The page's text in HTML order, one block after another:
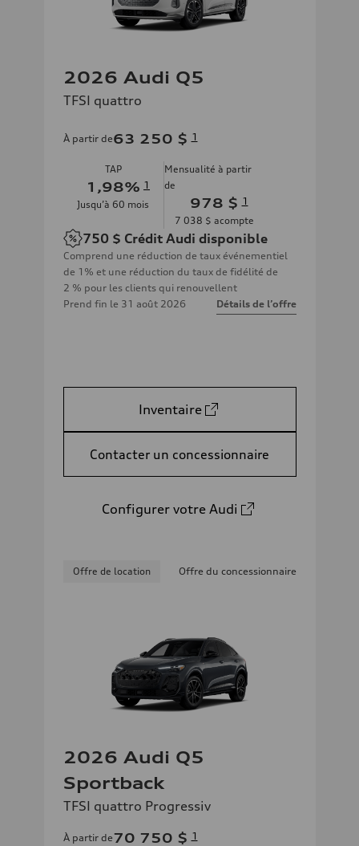
2026 Audi Q5
TFSI quattro
À partir de63 250 $ 1
TAP
1,98% 1
Jusqu’à 60 mois
Mensualité à partir
de
978 $ 1
7 038 $ acompte
750 $ Crédit Audi disponible
Comprend une réduction de taux événementiel
de 1% et une réduction du taux de fidélité de
2 % pour les clients qui renouvellent
Prend fin le 31 août 2026 Détails de l’offre
Inventaire
Contacter un concessionnaire
Configurer votre Audi
Offre de location Offre du concessionnaire
2026 Audi Q5
Sportback
TFSI quattro Progressiv
À partir de70 750 $ 1